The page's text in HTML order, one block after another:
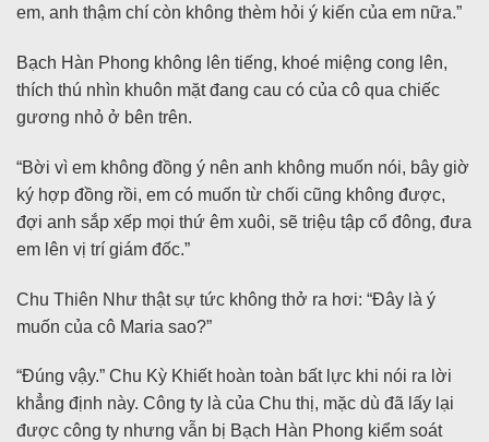
em, anh thậm chí còn không thèm hỏi ý kiến của em nữa.”
Bạch Hàn Phong không lên tiếng, khoé miệng cong lên,
thích thú nhìn khuôn mặt đang cau có của cô qua chiếc
gương nhỏ ở bên trên.
“Bời vì em không đồng ý nên anh không muốn nói, bây giờ
ký hợp đồng rồi, em có muốn từ chối cũng không được,
đợi anh sắp xếp mọi thứ êm xuôi, sẽ triệu tập cổ đông, đưa
em lên vị trí giám đốc.”
Chu Thiên Như thật sự tức không thở ra hơi: “Đây là ý
muốn của cô Maria sao?”
“Đúng vậy.” Chu Kỳ Khiết hoàn toàn bất lực khi nói ra lời
khẳng định này. Công ty là của Chu thị, mặc dù đã lấy lại
được công ty nhưng vẫn bị Bạch Hàn Phong kiểm soát